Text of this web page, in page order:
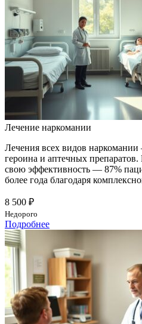
Лечение наркомании
Лечения всех видов
героина и аптечных
свою эффективность — 87%
более года благодаря
8 500 ₽
Недорого
Подробнее